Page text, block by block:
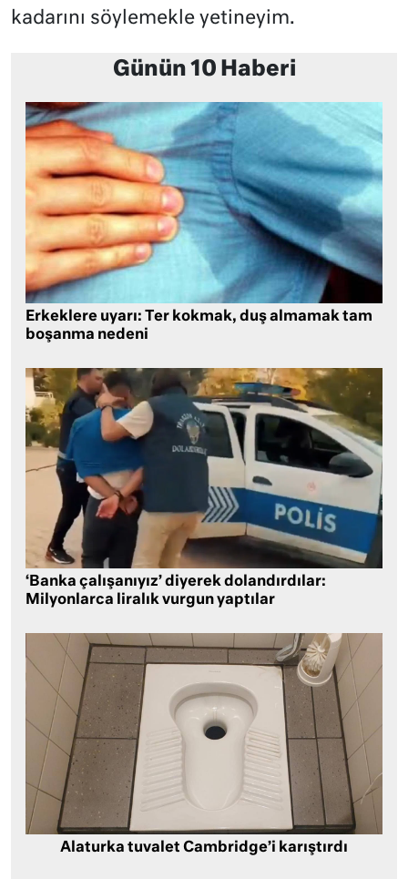
kadarını söylemekle yetineyim.
Günün 10 Haberi
Erkeklere uyarı: Ter kokmak, duş almamak tam
boşanma nedeni
‘Banka çalışanıyız’ diyerek dolandırdılar:
Milyonlarca liralık vurgun yaptılar
Alaturka tuvalet Cambridge’i karıştırdı